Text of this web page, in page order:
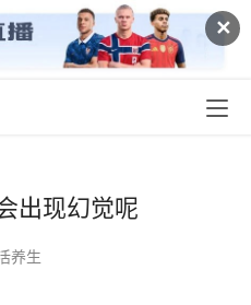
✕
出现幻觉呢
养生